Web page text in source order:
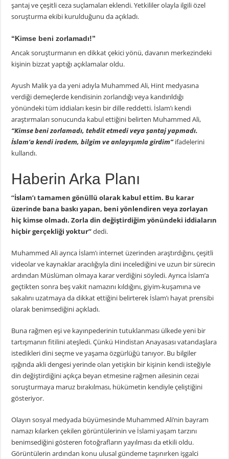
şantaj ve çeşitli ceza suçlamaları eklendi. Yetkililer olayla ilgili özel
soruşturma ekibi kurulduğunu da açıkladı.
“Kimse beni zorlamadı!”
Ancak soruşturmanın en dikkat çekici yönü, davanın merkezindeki
kişinin bizzat yaptığı açıklamalar oldu.
Ayush Malik ya da yeni adıyla Muhammed Ali, Hint medyasına
verdiği demeçlerde kendisinin zorlandığı veya kandırıldığı
yönündeki tüm iddiaları kesin bir dille reddetti. İslam’ı kendi
araştırmaları sonucunda kabul ettiğini belirten Muhammed Ali,
“Kimse beni zorlamadı, tehdit etmedi veya şantaj yapmadı.
İslam’a kendi iradem, bilgim ve anlayışımla girdim”ifadelerini
kullandı.
Haberin Arka Planı
“İslam’ı tamamen gönüllü olarak kabul ettim. Bu karar
üzerinde bana baskı yapan, beni yönlendiren veya zorlayan
hiç kimse olmadı. Zorla din değiştirdiğim yönündeki iddiaların
hiçbir gerçekliği yoktur”dedi.
Muhammed Ali ayrıca İslam’ı internet üzerinden araştırdığını, çeşitli
videolar ve kaynaklar aracılığıyla dini incelediğini ve uzun bir sürecin
ardından Müslüman olmaya karar verdiğini söyledi. Ayrıca İslam’a
geçtikten sonra beş vakit namazını kıldığını, giyim-kuşamına ve
sakalını uzatmaya da dikkat ettiğini belirterek İslam’ı hayat prensibi
olarak benimsediğini açıkladı.
Buna rağmen eşi ve kayınpederinin tutuklanması ülkede yeni bir
tartışmanın fitilini ateşledi. Çünkü Hindistan Anayasası vatandaşlara
istedikleri dini seçme ve yaşama özgürlüğü tanıyor. Bu bilgiler
ışığında akli dengesi yerinde olan yetişkin bir kişinin kendi isteğiyle
din değiştirdiğini açıkça beyan etmesine rağmen ailesinin cezai
soruşturmaya maruz bırakılması, hükümetin kendiyle çeliştiğini
gösteriyor.
Olayın sosyal medyada büyümesinde Muhammed Ali’nin bayram
namazı kılarken çekilen görüntülerinin ve İslami yaşam tarzını
benimsediğini gösteren fotoğrafların yayılması da etkili oldu.
Görüntülerin ardından konu ulusal gündeme taşınırken işgalci